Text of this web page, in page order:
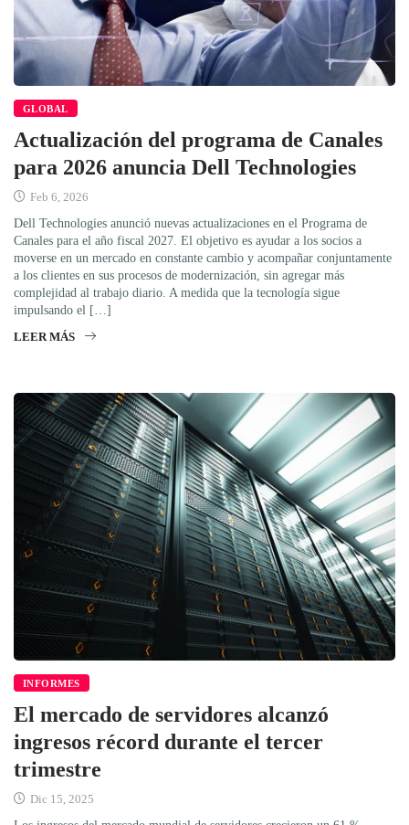
GLOBAL
Actualización del programa de Canales
para 2026 anuncia Dell Technologies
Feb 6, 2026
Dell Technologies anunció nuevas actualizaciones en el Programa de
Canales para el año fiscal 2027. El objetivo es ayudar a los socios a
moverse en un mercado en constante cambio y acompañar conjuntamente
a los clientes en sus procesos de modernización, sin agregar más
complejidad al trabajo diario. A medida que la tecnología sigue
impulsando el […]
LEER MÁS
INFORMES
El mercado de servidores alcanzó
ingresos récord durante el tercer
trimestre
Dic 15, 2025